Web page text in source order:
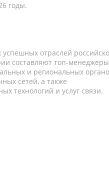
годы.
отраслей
составляют топ-
и региональных
сетей, а также
технологий и услуг связи.